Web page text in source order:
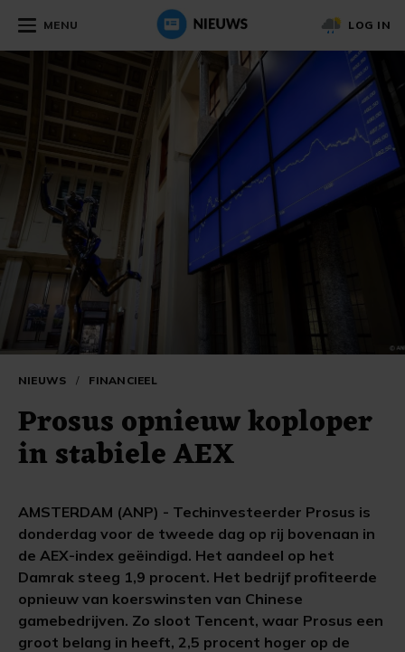
MENU LOG IN
NIEUWS / FINANCIEEL
Prosus opnieuw koploper
in stabiele AEX
AMSTERDAM (ANP) - Techinvesteerder Prosus is
donderdag voor de tweede dag op rij bovenaan in
de AEX-index geëindigd. Het aandeel op het
Damrak steeg 1,9 procent. Het bedrijf profiteerde
opnieuw van koerswinsten van Chinese
gamebedrijven. Zo sloot Tencent, waar Prosus een
groot belang in heeft, 2,5 procent hoger op de